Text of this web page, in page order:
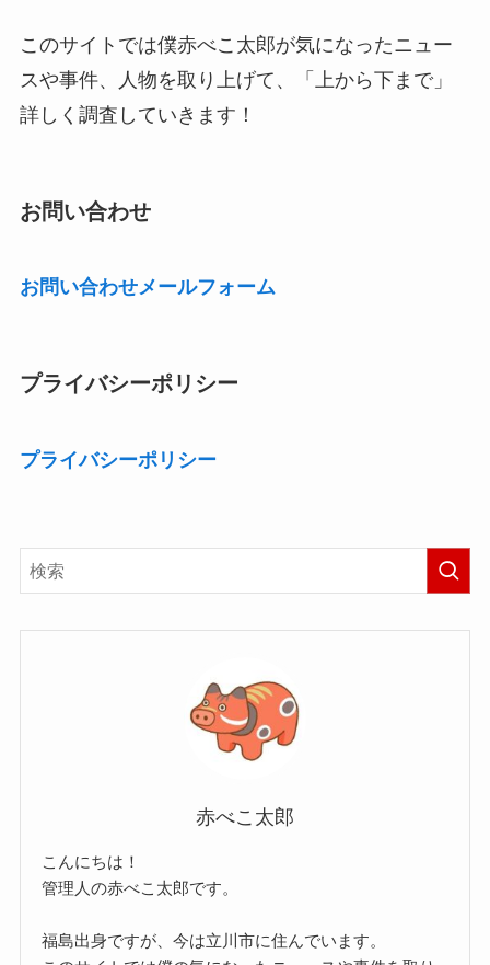
このサイトでは僕赤べこ太郎が気になったニュー
スや事件、人物を取り上げて、「上から下まで」
詳しく調査していきます！
お問い合わせ
お問い合わせメールフォーム
プライバシーポリシー
プライバシーポリシー
赤べこ太郎
こんにちは！
管理人の赤べこ太郎です。
福島出身ですが、今は立川市に住んでいます。